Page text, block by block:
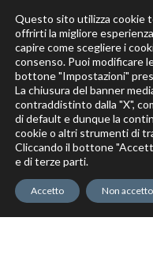
Solo
Elite Pro
Questo sito utilizza cookie
offrirti la migliore esperienza.
capire come scegliere i
consenso. Puoi modificare
bottone "Impostazioni"
La chiusura del banner
contraddistinto dalla "X",
di default e dunque la
cookie o altri strumenti di
Cliccando il bottone
e di terze parti.
Accetto Non accetto